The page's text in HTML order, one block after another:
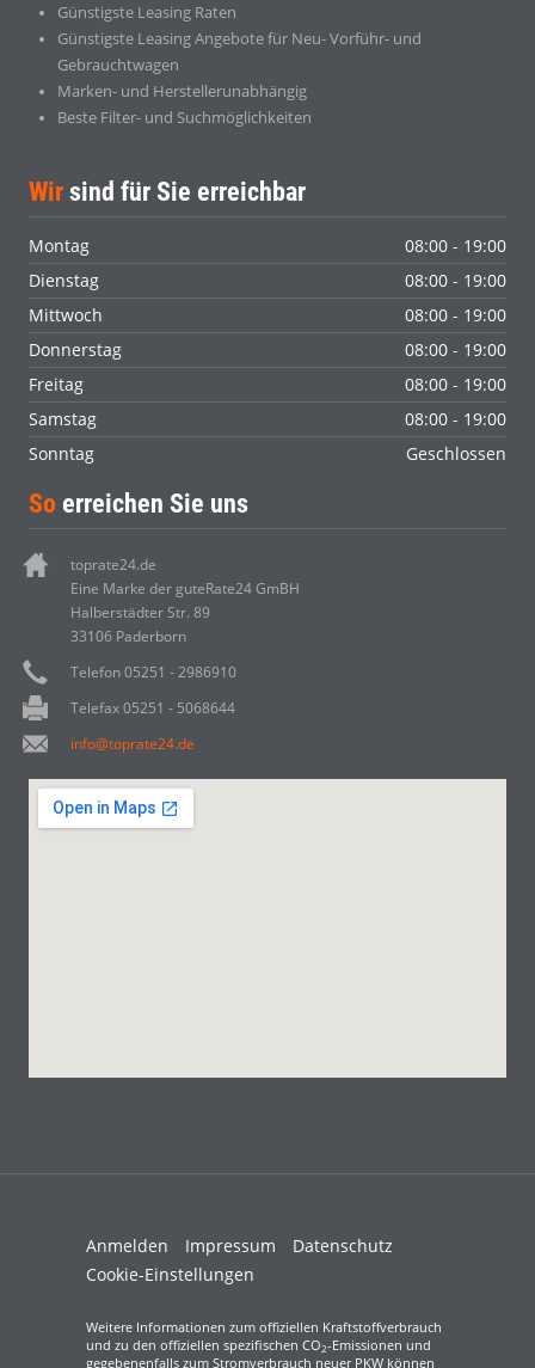
Günstigste Leasing Raten
Günstigste Leasing Angebote für Neu- Vorführ- und
Gebrauchtwagen
Marken- und Herstellerunabhängig
Beste Filter- und Suchmöglichkeiten
Wir sind für Sie erreichbar
Montag
08:00 - 19:00
Dienstag
08:00 - 19:00
Mittwoch
08:00 - 19:00
Donnerstag
08:00 - 19:00
Freitag
08:00 - 19:00
Samstag
08:00 - 19:00
Sonntag
Geschlossen
So erreichen Sie uns
toprate24.de
Eine Marke der guteRate24 GmBH
Halberstädter Str. 89
33106 Paderborn
Telefon 05251 - 2986910
Telefax 05251 - 5068644
info@toprate24.de
Anmelden Impressum
Datenschutz
Cookie-Einstellungen
Weitere Informationen zum offiziellen Kraftstoffverbrauch
und zu den offiziellen spezifischen CO2-Emissionen und
gegebenenfalls zum Stromverbrauch neuer PKW können